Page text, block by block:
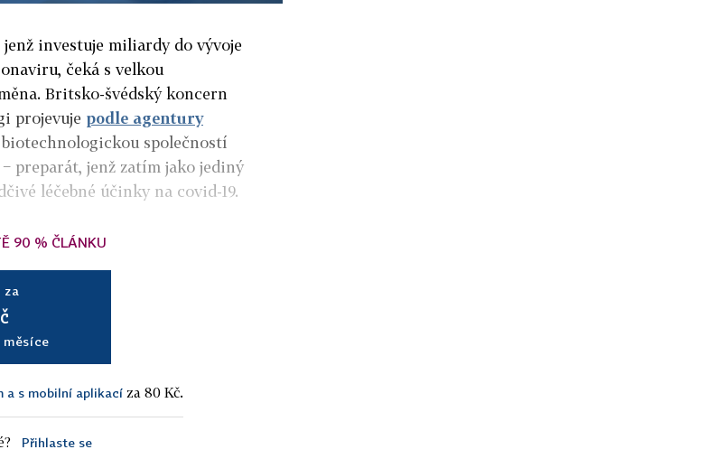
investuje miliardy do vývoje
čeká s velkou
Britsko-švédský koncern
projevuje podle agentury
společností
preparát, jenž zatím jako jediný
léčebné účinky na covid-19.
90 % ČLÁNKU
za
a s mobilní aplikací za 80 Kč.
Přihlaste se